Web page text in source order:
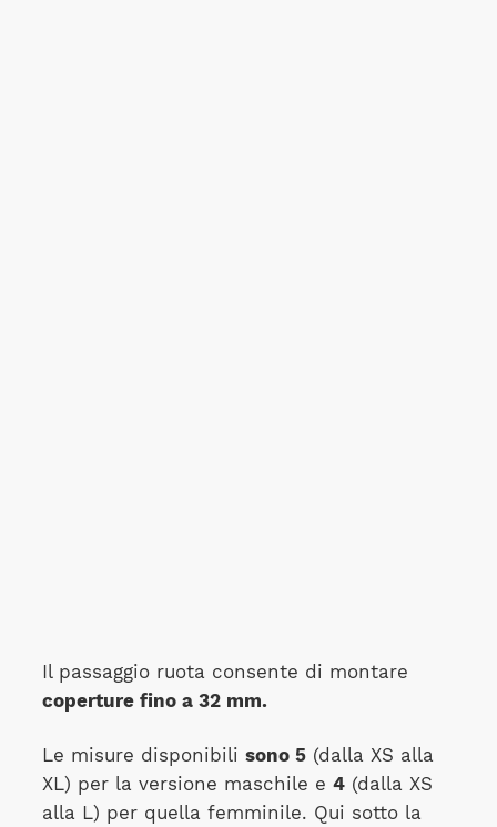
Il passaggio ruota consente di montare
coperture fino a 32 mm.
Le misure disponibili sono 5(dalla XS alla
XL) per la versione maschile e 4(dalla XS
alla L) per quella femminile. Qui sotto la